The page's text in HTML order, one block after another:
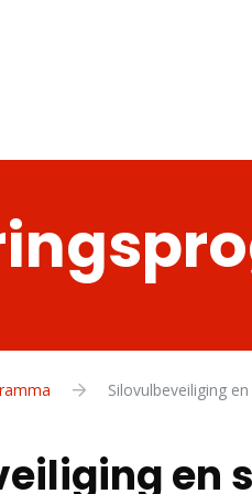
Silovulbeveiliging
en